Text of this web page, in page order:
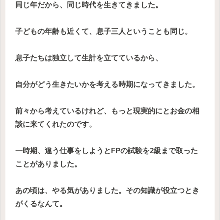
同じ年だから、同じ時代を生きてきました。
子どもの年齢も近くて、息子三人ということも同じ。
息子たちは独立して生計を立てているから、
自分がどう生きたいかを考える時期になってきました。
前々から考えているけれど、もっと現実的にとお金の相
談に来てくれたのです。
一時期、違う仕事をしようとFPの試験を2級まで取った
ことがありました。
あの頃は、やる気がありました。その知識が役立つとき
がくるなんて。